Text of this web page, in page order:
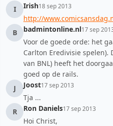
I Irish18 sep 2013
http://
B
badmintonline.nl17 sep
Voor de goede orde: het
Carlton Eredivisie spelen).
van BNL) heeft het
goed op de rails.
J
Joost17 sep 2013
Tja ...
R
Ron Daniels17 sep 2013
Hoi Christ,